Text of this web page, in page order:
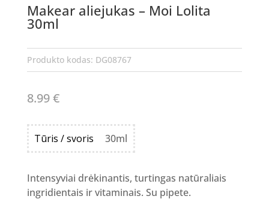
Makear aliejukas – Moi Lolita
30ml
Produkto kodas: DG08767
8.99€
Tūris / svoris 30ml
Intensyviai drėkinantis, turtingas natūraliais
ingridientais ir vitaminais. Su pipete.